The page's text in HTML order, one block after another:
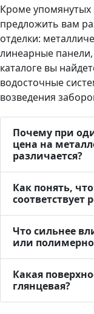
Кроме
предложить вам
отделки:
линеарные
каталоге вы
водосточные
возведения
Почему при
цена на
различается?
Как понять,
соответствует
Что сильнее
или
Какая
глянцевая?